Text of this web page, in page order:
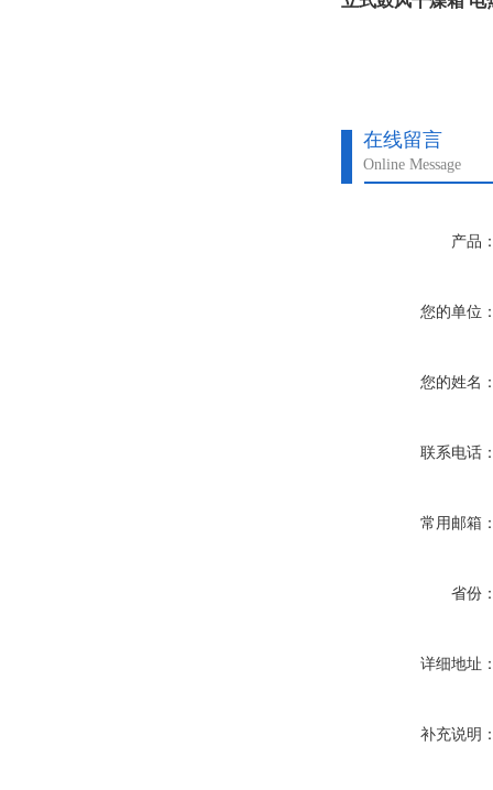
在线留言
Online Message
产品
您的单位
您的姓名
联系电话
常用邮箱
省份
详细地址
补充说明